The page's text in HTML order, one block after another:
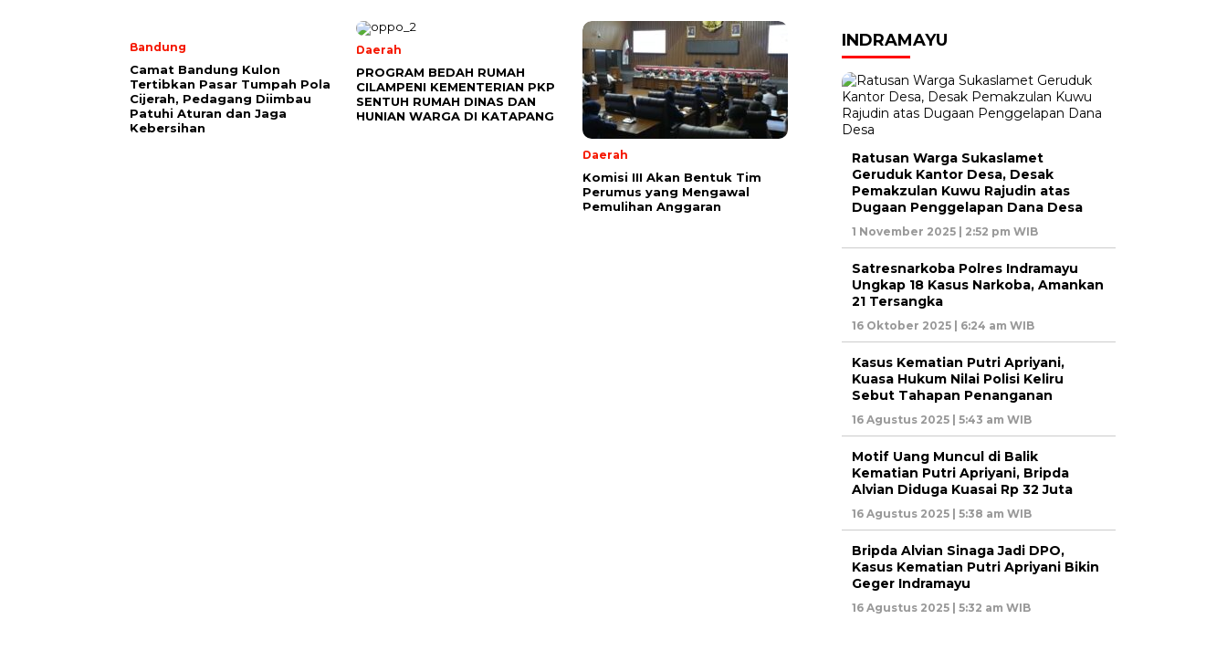
Bandung
Camat Bandung Kulon
Tertibkan Pasar Tumpah Pola
Cijerah, Pedagang Diimbau
Patuhi Aturan dan Jaga
Kebersihan
Daerah
PROGRAM BEDAH RUMAH
CILAMPENI KEMENTERIAN PKP
SENTUH RUMAH DINAS DAN
HUNIAN WARGA DI KATAPANG
Daerah
Komisi III Akan Bentuk Tim
Perumus yang Mengawal
Pemulihan Anggaran
INDRAMAYU
Ratusan Warga Sukaslamet
Geruduk Kantor Desa, Desak
Pemakzulan Kuwu Rajudin atas
Dugaan Penggelapan Dana Desa
1 November 2025 | 2:52 pm WIB
Satresnarkoba Polres Indramayu
Ungkap 18 Kasus Narkoba, Amankan
21 Tersangka
16 Oktober 2025 | 6:24 am WIB
Kasus Kematian Putri Apriyani,
Kuasa Hukum Nilai Polisi Keliru
Sebut Tahapan Penanganan
16 Agustus 2025 | 5:43 am WIB
Motif Uang Muncul di Balik
Kematian Putri Apriyani, Bripda
Alvian Diduga Kuasai Rp 32 Juta
16 Agustus 2025 | 5:38 am WIB
Bripda Alvian Sinaga Jadi DPO,
Kasus Kematian Putri Apriyani Bikin
Geger Indramayu
16 Agustus 2025 | 5:32 am WIB